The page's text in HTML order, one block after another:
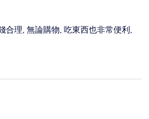
合理, 無論購物, 吃東西也非常便利,